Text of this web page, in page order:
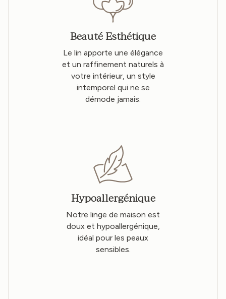
Beauté Esthétique
Le lin apporte une élégance
et un raffinement naturels à
votre intérieur, un style
intemporel qui ne se
démode jamais.
Hypoallergénique
Notre linge de maison est
doux et hypoallergénique,
idéal pour les peaux
sensibles.